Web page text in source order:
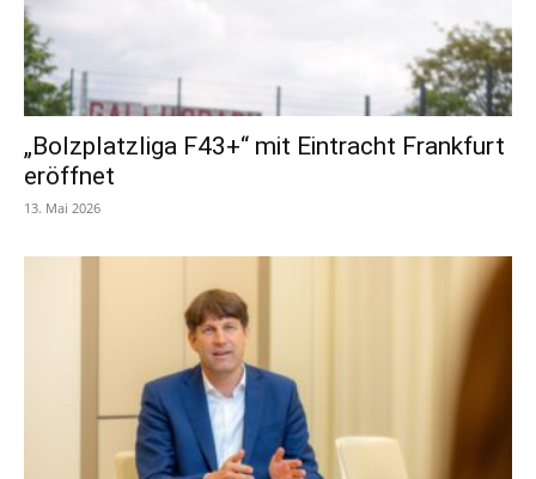
„Bolzplatzliga F43+“ mit Eintracht Frankfurt
eröffnet
13. Mai 2026